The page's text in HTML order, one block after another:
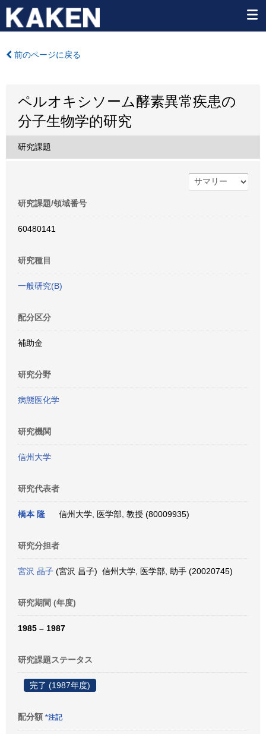
前のページに戻る
ペルオキシソーム酵素異常疾患の
分子生物学的研究
研究課題
研究課題/領域番号
60480141
研究種目
一般研究(B)
配分区分
補助金
研究分野
病態医化学
研究機関
信州大学
研究代表者
橋本 隆 信州大学, 医学部, 教授 (80009935)
研究分担者
宮沢 晶子 (宮沢 昌子) 信州大学, 医学部, 助手 (20020745)
研究期間 (年度)
1985 – 1987
研究課題ステータス
完了 (1987年度)
配分額 *注記